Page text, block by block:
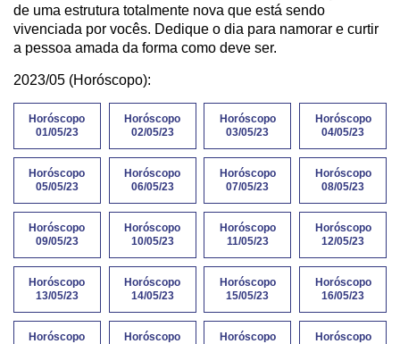
de uma estrutura totalmente nova que está sendo
vivenciada por vocês. Dedique o dia para namorar e curtir
a pessoa amada da forma como deve ser.
2023/05 (Horóscopo):
Horóscopo
01/05/23
Horóscopo
02/05/23
Horóscopo
03/05/23
Horóscopo
04/05/23
Horóscopo
05/05/23
Horóscopo
06/05/23
Horóscopo
07/05/23
Horóscopo
08/05/23
Horóscopo
09/05/23
Horóscopo
10/05/23
Horóscopo
11/05/23
Horóscopo
12/05/23
Horóscopo
13/05/23
Horóscopo
14/05/23
Horóscopo
15/05/23
Horóscopo
16/05/23
Horóscopo
Horóscopo
Horóscopo
Horóscopo